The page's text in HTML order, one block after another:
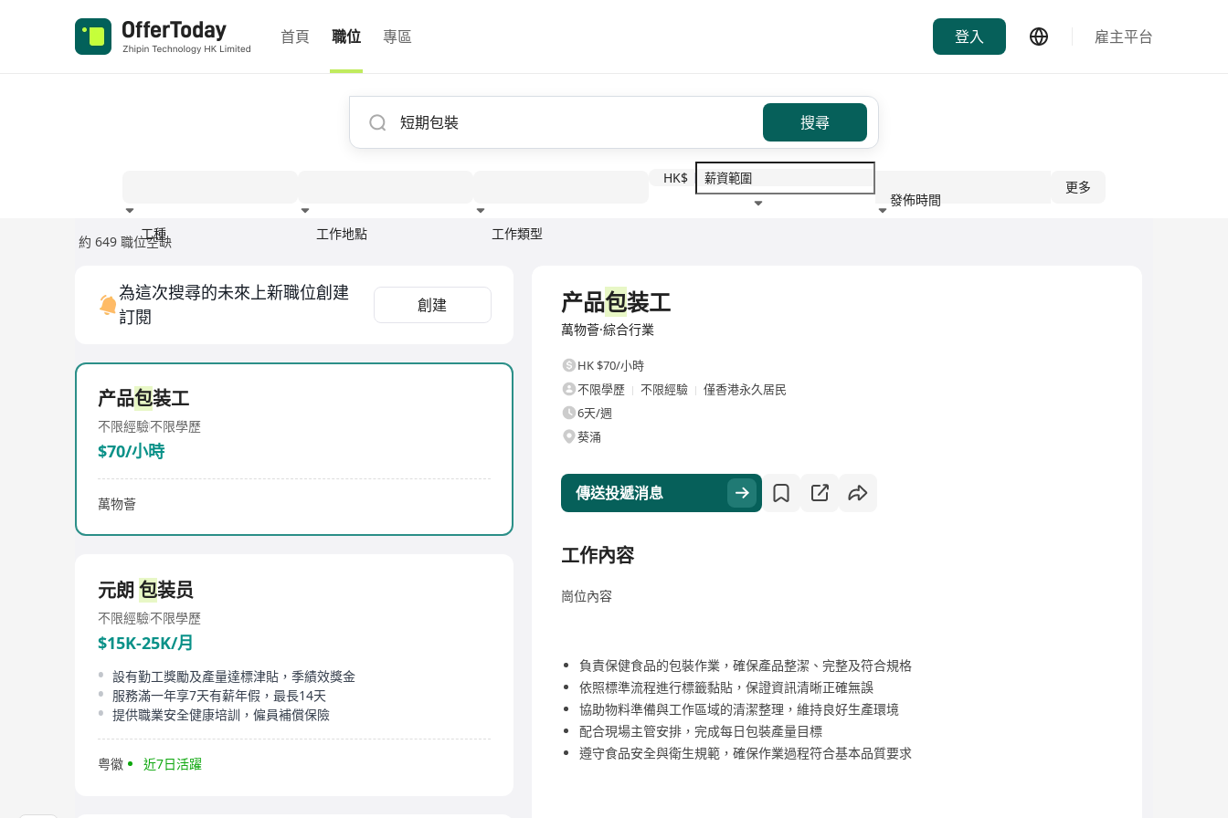
首頁 職位 專區 登入 雇主平台
搜尋
工種 工作地點 工作類型
HK$
發佈時間
更多
約 649 職位空缺
為這次搜尋的未來上新職位創建
訂閱
創建
产品包装工
不限經驗不限學歷
$70/小時
萬物薈
元朗 包装员
不限經驗不限學歷
$15K-25K/月
設有勤工獎勵及產量達標津貼，季績效獎金
服務滿一年享7天有薪年假，最長14天
提供職業安全健康培訓，僱員補償保險
粤徽 近7日活躍
产品包装工
萬物薈·綜合行業
HK $70/小時
不限學歷
不限經驗
僅香港永久居民
6天/週
葵涌
傳送投遞消息
工作內容
崗位內容
負責保健食品的包裝作業，確保產品整潔、完整及符合規格
依照標準流程進行標籤黏貼，保證資訊清晰正確無誤
協助物料準備與工作區域的清潔整理，維持良好生產環境
配合現場主管安排，完成每日包裝產量目標
遵守食品安全與衛生規範，確保作業過程符合基本品質要求